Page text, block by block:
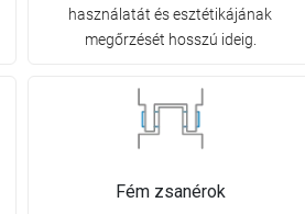
használatát és esztétikájának
megőrzését hosszú ideig.
Fém zsanérok